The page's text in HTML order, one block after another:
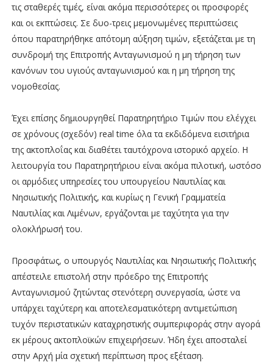
τις σταθερές τιμές, είναι ακόμα περισσότερες οι προσφορές
και οι εκπτώσεις. Σε δυο-τρεις μεμονωμένες περιπτώσεις
όπου παρατηρήθηκε απότομη αύξηση τιμών, εξετάζεται με τη
συνδρομή της Επιτροπής Ανταγωνισμού η μη τήρηση των
κανόνων του υγιούς ανταγωνισμού και η μη τήρηση της
νομοθεσίας.
Έχει επίσης δημιουργηθεί Παρατηρητήριο Τιμών που ελέγχει
σε χρόνους (σχεδόν) real time όλα τα εκδιδόμενα εισιτήρια
της ακτοπλοΐας και διαθέτει ταυτόχρονα ιστορικό αρχείο. Η
λειτουργία του Παρατηρητήριου είναι ακόμα πιλοτική, ωστόσο
οι αρμόδιες υπηρεσίες του υπουργείου Ναυτιλίας και
Νησιωτικής Πολιτικής, και κυρίως η Γενική Γραμματεία
Ναυτιλίας και Λιμένων, εργάζονται με ταχύτητα για την
ολοκλήρωσή του.
Προσφάτως, ο υπουργός Ναυτιλίας και Νησιωτικής Πολιτικής
απέστειλε επιστολή στην πρόεδρο της Επιτροπής
Ανταγωνισμού ζητώντας στενότερη συνεργασία, ώστε να
υπάρχει ταχύτερη και αποτελεσματικότερη αντιμετώπιση
τυχόν περιστατικών καταχρηστικής συμπεριφοράς στην αγορά
εκ μέρους ακτοπλοϊκών επιχειρήσεων. Ήδη έχει αποσταλεί
στην Αρχή μία σχετική περίπτωση προς εξέταση.